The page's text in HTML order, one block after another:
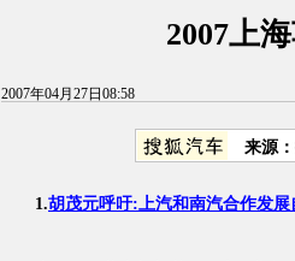
2007上
2007年04月27日08:58
来源
1.胡茂元呼吁:上汽和南汽合作发展